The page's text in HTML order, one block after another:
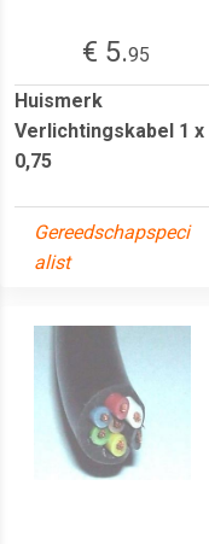
€ 5.95
Huismerk
Verlichtingskabel 1 x
0,75
Gereedschapspeci
alist